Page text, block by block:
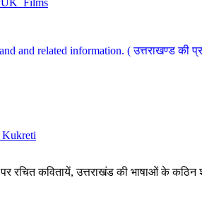
related information. ( उत्तराखण्ड की
Kukreti
रचित कवितायें, उत्तराखंड की भाषाओं के कठिन